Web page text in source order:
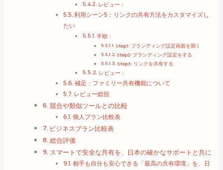
レビュー：
利用シーン5：リンクの共有方法をカスタマイズし
たい
手順：
Step1: ブランディング設定画面を開く
Step2: ブランディング設定をする
Step3: リンクを共有する
レビュー：
補足：ファミリー共有機能について
レビュー総括
競合や類似ツールとの比較
個人プラン比較表
ビジネスプラン比較表
総合評価
スマートで安全な共有を、日本の確かなサポートと共に
相手も自分も安心できる「最高の共有環境」を、日